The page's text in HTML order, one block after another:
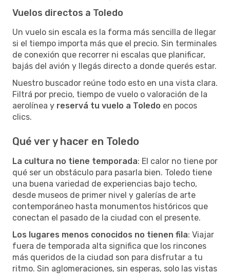
Vuelos directos a Toledo
Un vuelo sin escala es la forma más sencilla de llegar
si el tiempo importa más que el precio. Sin terminales
de conexión que recorrer ni escalas que planificar,
bajás del avión y llegás directo a donde querés estar.
Nuestro buscador reúne todo esto en una vista clara.
Filtrá por precio, tiempo de vuelo o valoración de la
aerolínea y reservá tu vuelo a Toledo en pocos
clics.
Qué ver y hacer en Toledo
La cultura no tiene temporada: El calor no tiene por
qué ser un obstáculo para pasarla bien. Toledo tiene
una buena variedad de experiencias bajo techo,
desde museos de primer nivel y galerías de arte
contemporáneo hasta monumentos históricos que
conectan el pasado de la ciudad con el presente.
Los lugares menos conocidos no tienen fila: Viajar
fuera de temporada alta significa que los rincones
más queridos de la ciudad son para disfrutar a tu
ritmo. Sin aglomeraciones, sin esperas, solo las vistas